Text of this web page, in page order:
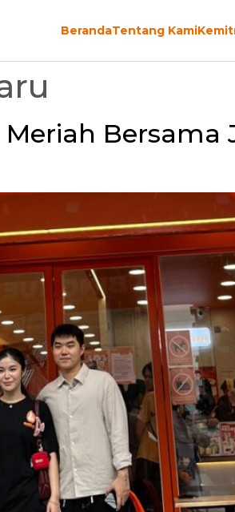
BerandaTentang Kami
Bersama